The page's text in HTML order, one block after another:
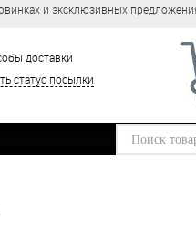
и эксклюзивных
доставки
статус посылки